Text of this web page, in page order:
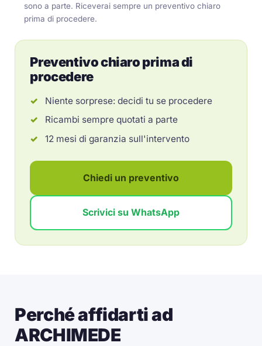
sono a parte. Riceverai sempre un preventivo chiaro
prima di procedere.
Preventivo chiaro prima di
procedere
Niente sorprese: decidi tu se procedere
Ricambi sempre quotati a parte
12 mesi di garanzia sull'intervento
Chiedi un preventivo
Scrivici su WhatsApp
Perché affidarti ad
ARCHIMEDE